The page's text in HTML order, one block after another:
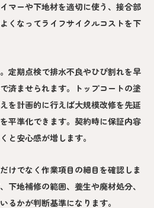
マーや下地材を適切に使う、接合部
くなってライフサイクルコストを下
定期点検で排水不良やひび割れを早
済ませられます。トップコートの塗
を計画的に行えば大規模改修を先延
平準化できます。契約時に保証内容
と安心感が増します。
けでなく作業項目の細目を確認しま
下地補修の範囲、養生や廃材処分、
るかが判断基準になります。